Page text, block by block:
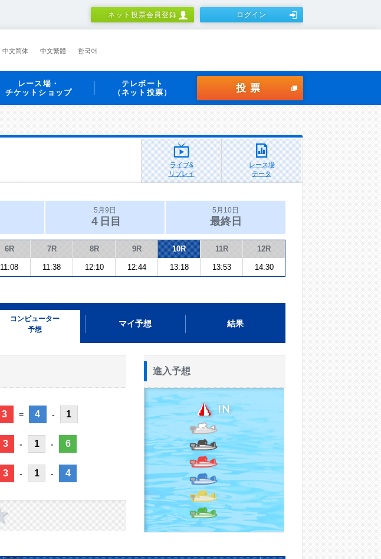
ネット投票会員登録 ログイン
中文简体 中文繁體 한국어
レース場・
チケットショップ
テレボート
（ネット投票）
投票
ライブ&
リプレイ
レース場
データ
5月9日
４日目
5月10日
最終日
6R 7R 8R 9R 10R 11R 12R
11:08 11:38 12:10 12:44 13:18 13:53 14:30
コンピューター
予想
マイ予想 結果
3 = 4 - 1
3 - 1 - 6
3 - 1 - 4
進入予想